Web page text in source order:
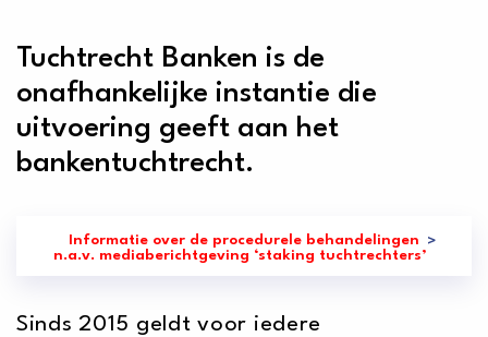
Tuchtrecht Banken is de
onafhankelijke instantie die
uitvoering geeft aan het
bankentuchtrecht.
Informatie over de procedurele behandelingen
n.a.v. mediaberichtgeving ‘staking tuchtrechters’
Sinds 2015 geldt voor iedere